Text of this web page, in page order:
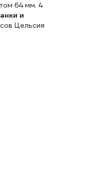
64 мм. 4
и
Цельсия